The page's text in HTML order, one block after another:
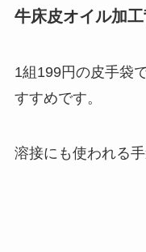
牛床皮オイル加
1組199円の皮手袋
すすめです。
溶接にも使われる